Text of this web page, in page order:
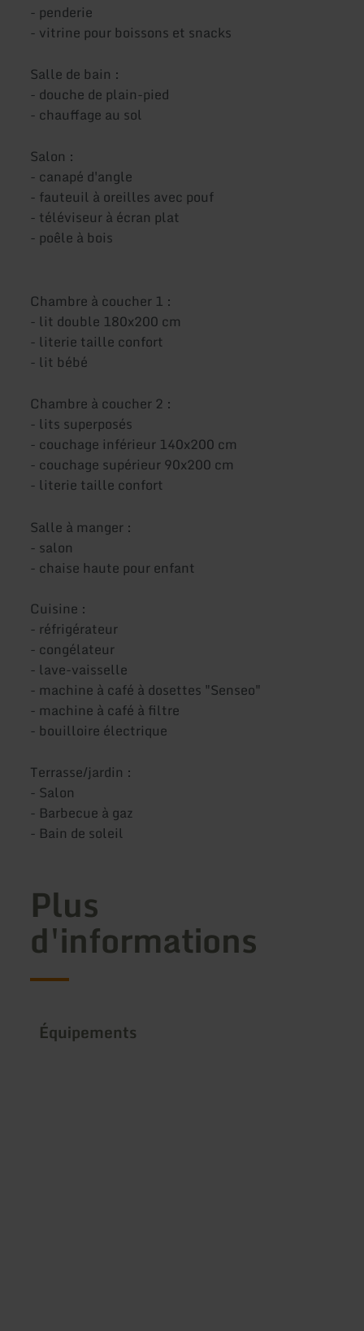
- penderie
- vitrine pour boissons et snacks
Salle de bain :
- douche de plain-pied
- chauffage au sol
Salon :
- canapé d'angle
- fauteuil à oreilles avec pouf
- téléviseur à écran plat
- poêle à bois
Chambre à coucher 1 :
- lit double 180x200 cm
- literie taille confort
- lit bébé
Chambre à coucher 2 :
- lits superposés
- couchage inférieur 140x200 cm
- couchage supérieur 90x200 cm
- literie taille confort
Salle à manger :
- salon
- chaise haute pour enfant
Cuisine :
- réfrigérateur
- congélateur
- lave-vaisselle
- machine à café à dosettes "Senseo"
- machine à café à filtre
- bouilloire électrique
Terrasse/jardin :
- Salon
- Barbecue à gaz
- Bain de soleil
Plus
d'informations
Équipements